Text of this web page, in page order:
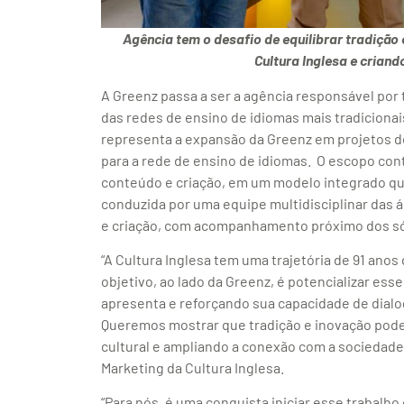
Agência tem o desafio de equilibrar
Cultura Inglesa e
A Greenz passa a ser a agência responsável
das redes de ensino de idiomas mais
representa a expansão da Greenz em projetos
para a rede de ensino de idiomas. O escopo
conteúdo e criação, em um modelo integrado
conduzida por uma equipe multidisciplinar das
e criação, com acompanhamento próximo dos
“A Cultura Inglesa tem uma trajetória de 91
objetivo, ao lado da Greenz, é potencializar
apresenta e reforçando sua capacidade de
Queremos mostrar que tradição e inovação
cultural e ampliando a conexão com a
Marketing da Cultura Inglesa.